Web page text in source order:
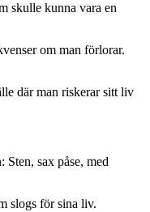
skulle kunna vara en
om man förlorar.
där man riskerar sitt liv
Sten, sax påse, med
slogs för sina liv.